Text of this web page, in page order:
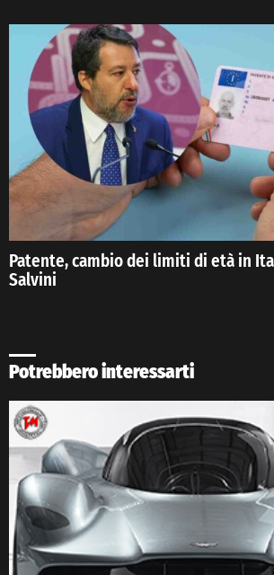
Patente, cambio dei limiti di età in
Salvini
Potrebbero interessarti